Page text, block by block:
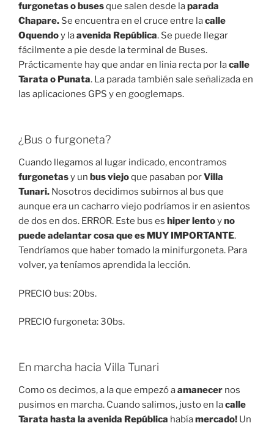
furgonetas o busesque salen desde laparada
Chapare. Se encuentra en el cruce entre lacalle
Oquendoy laavenida República. Se puede llegar
fácilmente a pie desde la terminal de Buses.
Prácticamente hay que andar en linia recta por lacalle
Tarata o Punata. La parada también sale señalizada en
las aplicaciones GPS y en googlemaps.
¿Bus o furgoneta?
Cuando llegamos al lugar indicado, encontramos
furgonetasy un bus viejoque pasaban porVilla
Tunari. Nosotros decidimos subirnos al bus que
aunque era un cacharro viejo podríamos ir en asientos
de dos en dos. ERROR. Este bus es hiper lentoyno
puede adelantar cosa que es MUY IMPORTANTE.
Tendríamos que haber tomado la minifurgoneta. Para
volver, ya teníamos aprendida la lección.
PRECIO bus: 20bs.
PRECIO furgoneta: 30bs.
En marcha hacia Villa Tunari
Como os decimos, a la que empezó aamanecer nos
pusimos en marcha. Cuando salimos, justo en lacalle
Tarata hasta la avenida República habíamercado! Un